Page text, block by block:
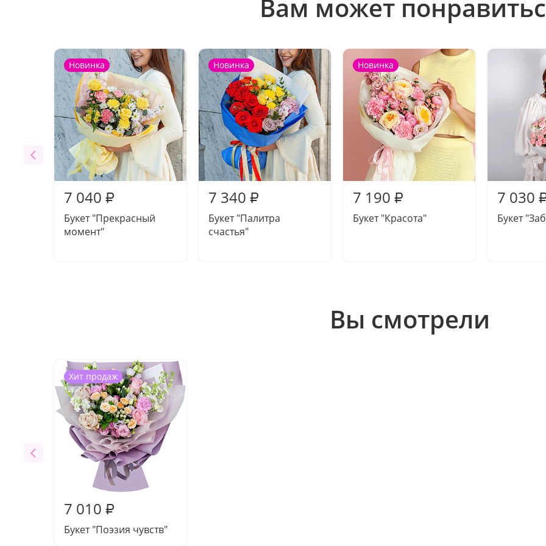
Вам может
Новинка
7 040 ₽
Букет "Прекрасный
момент"
Новинка
7 340 ₽
Букет "Палитра
счастья"
Новинка
7 190 ₽
Букет "Красота"
7 030
Букет
Вы смотрели
Хит продаж
7 010 ₽
Букет "Поэзия чувств"